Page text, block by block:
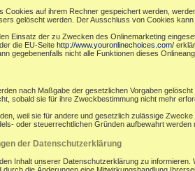
Cookies auf ihrem Rechner gespeichert werden,
gelöscht werden. Der Ausschluss von Cookies
Einsatz der zu Zwecken des Onlinemarketing
die EU-Seite http://www.youronlinechoices.com/
gegebenenfalls nicht alle Funktionen dieses
nach Maßgabe der gesetzlichen Vorgaben
sobald sie für ihre Zweckbestimmung nicht mehr
weil sie für andere und gesetzlich zulässige
oder steuerrechtlichen Gründen aufbewahrt werden
der Datenschutzerklärung
Inhalt unserer Datenschutzerklärung zu